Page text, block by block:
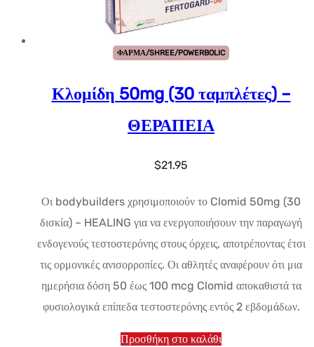
ΦΑΡΜΑ/SHREE/POWERBOLIC
Κλομίδη 50mg (30 ταμπλέτες) –
ΘΕΡΑΠΕΙΑ
$21.95
Οι bodybuilders χρησιμοποιούν το Clomid 50mg (30
δισκία) – HEALING για να ενεργοποιήσουν την παραγωγή
ενδογενούς τεστοστερόνης στους όρχεις, αποτρέποντας έτσι
τις ορμονικές ανισορροπίες. Οι αθλητές αναφέρουν ότι μια
ημερήσια δόση 50 έως 100 mcg Clomid αποκαθιστά τα
φυσιολογικά επίπεδα τεστοστερόνης εντός 2 εβδομάδων.
Προσθήκη στο καλάθι